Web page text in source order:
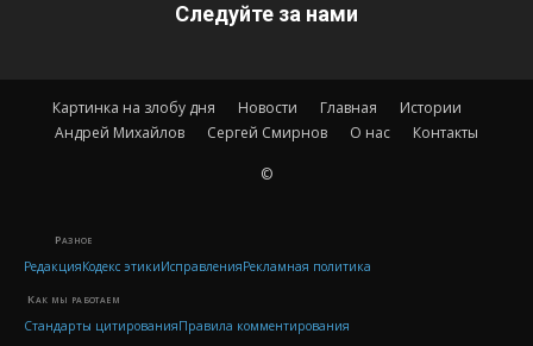
Следуйте за нами
Картинка на злобу дня Новости Главная
Истории
Андрей Михайлов
Сергей Смирнов О нас Контакты
©
Разное
РедакцияКодекс этикиИсправленияРекламная политика
Как мы работаем
Стандарты цитированияПравила комментирования